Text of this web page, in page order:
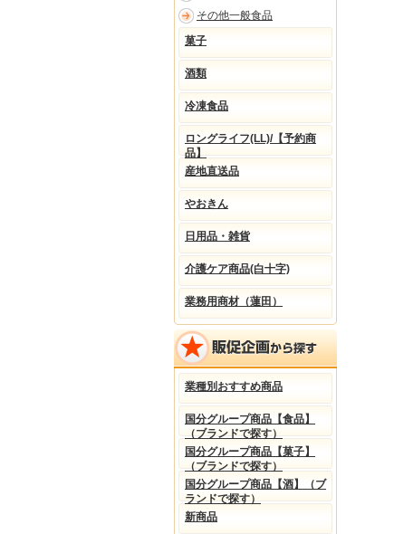
その他一般食品
菓子
酒類
冷凍食品
ロングライフ(LL)/【予約商
品】
産地直送品
やおきん
日用品・雑貨
介護ケア商品(白十字)
業務用商材（蓮田）
業種別おすすめ商品
国分グループ商品【食品】
（ブランドで探す）
国分グループ商品【菓子】
（ブランドで探す）
国分グループ商品【酒】（ブ
ランドで探す）
新商品